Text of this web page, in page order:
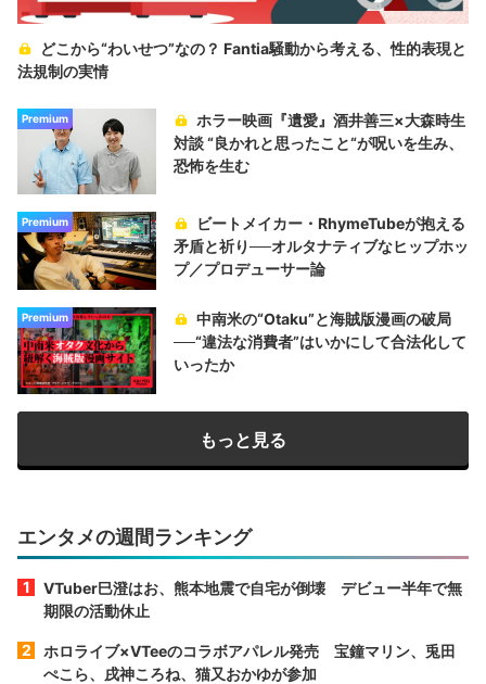
どこから“わいせつ”なの？ Fantia騒動から考える、性的表現と
法規制の実情
Premium
ホラー映画『遺愛』酒井善三×大森時生
対談 “良かれと思ったこと“が呪いを生み、
恐怖を生む
Premium
ビートメイカー・RhymeTubeが抱える
矛盾と祈り──オルタナティブなヒップホッ
プ／プロデューサー論
Premium
中南米の“Otaku”と海賊版漫画の破局
──“違法な消費者”はいかにして合法化して
いったか
もっと見る
エンタメの週間ランキング
VTuber巳澄はお、熊本地震で自宅が倒壊 デビュー半年で無
期限の活動休止
ホロライブ×VTeeのコラボアパレル発売 宝鐘マリン、兎田
ぺこら、戌神ころね、猫又おかゆが参加